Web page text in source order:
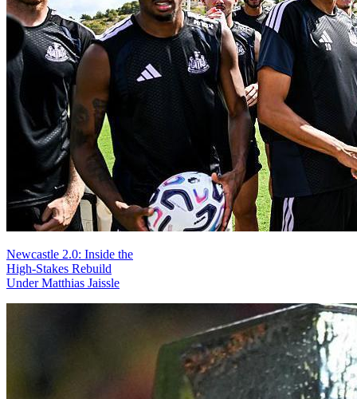
Newcastle 2.0: Inside the
High-Stakes Rebuild
Under Matthias Jaissle